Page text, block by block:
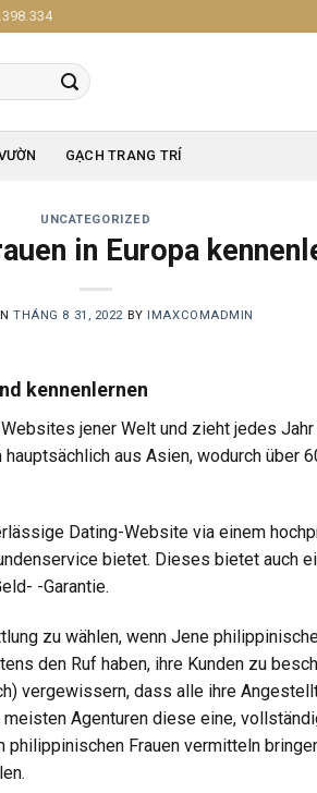
GẠCH TRANG TRÍ
UNCATEGORIZED
in Europa
THÁNG 8 31, 2022 BY IMAXCOMADMIN
kennenlernen
jener Welt und zieht jedes
aus Asien, wodurch über
Dating-Website via einem
bietet. Dieses bietet auch
-Garantie.
zu wählen, wenn Jene
den Ruf haben, ihre Kunden zu
vergewissern, dass alle ihre
Agenturen diese eine,
Frauen vermitteln